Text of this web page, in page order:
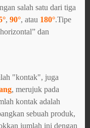
salah satu dari tiga
, 90°, atau 180°.Tipe
dan
"kontak", juga
, merujuk pada
kontak adalah
sebuah produk,
jumlah ini dengan